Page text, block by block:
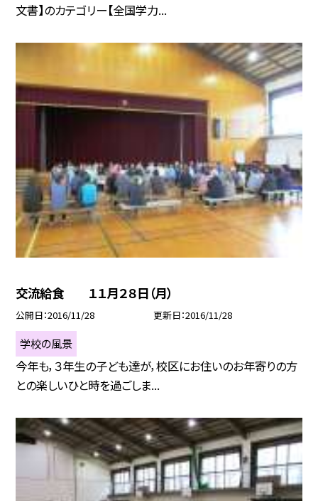
文書】のカテゴリー【全国学力...
交流給食 １１月２８日（月）
公開日 2016/11/28 更新日 2016/11/28
学校の風景
今年も，３年生の子ども達が，校区にお住いのお年寄りの方
との楽しいひと時を過ごしま...